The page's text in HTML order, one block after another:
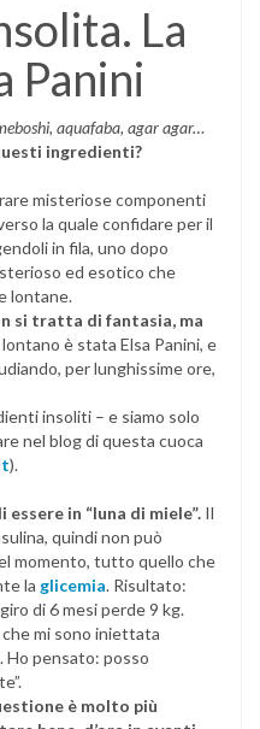
La
Panini
aquafaba, agar agar…
ingredienti?
misteriose componenti
la quale confidare per il
in fila, uno dopo
ed esotico che
lontane.
si tratta di fantasia, ma
è stata Elsa Panini, e
per lunghissime ore,
insoliti – e siamo solo
nel blog di questa cuoca
).
essere in “luna di miele”. Il
quindi non può
momento, tutto quello che
la glicemia. Risultato:
di 6 mesi perde 9 kg.
mi sono iniettata
Ho pensato: posso
è molto più